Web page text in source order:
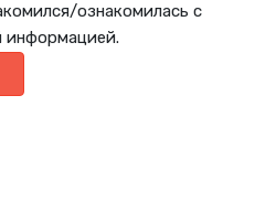
ознакомилась с
информацией.